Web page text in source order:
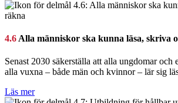
4.6 Alla människor ska kunna läsa, skriva
Senast 2030 säkerställa att alla ungdomar och
alla vuxna – både män och kvinnor – lär sig
Läs mer